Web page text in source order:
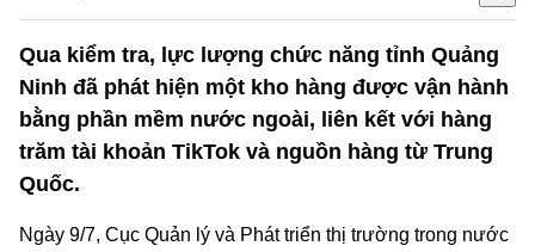
Qua kiểm tra, lực lượng chức năng tỉnh Quảng
Ninh đã phát hiện một kho hàng được vận hành
bằng phần mềm nước ngoài, liên kết với hàng
trăm tài khoản TikTok và nguồn hàng từ Trung
Quốc.
Ngày 9/7, Cục Quản lý và Phát triển thị trường trong nước